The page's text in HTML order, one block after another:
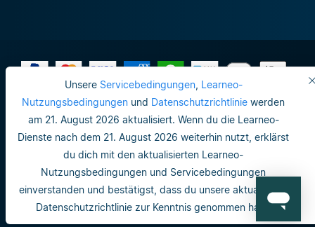
Unsere Servicebedingungen, Learneo-
Nutzungsbedingungen und Datenschutzrichtlinie werden
am 21. August 2026 aktualisiert. Wenn du die Learneo-
Dienste nach dem 21. August 2026 weiterhin nutzt, erklärst
du dich mit den aktualisierten Learneo-
Nutzungsbedingungen und Servicebedingungen
einverstanden und bestätigst, dass du unsere aktualisierte
Datenschutzrichtlinie zur Kenntnis genommen hast.
Impressum
Datenschutzrichtlinie
Do not sell or share my personal info
Nutzungsbedingungen
Datenschutzrichtlinie